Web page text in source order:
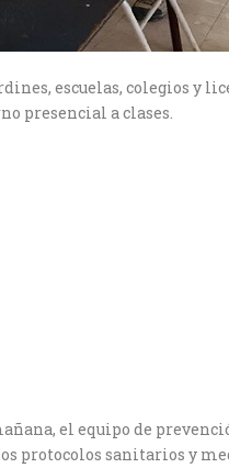
escuelas, colegios
presencial a clases.
el equipo de
protocolos sanitarios y